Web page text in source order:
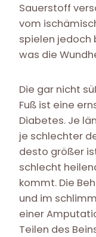
Sauerstoff
vom
spielen jedoch
was die
Die gar nicht
Fuß ist eine
Diabetes. Je
je schlechter
desto größer
schlecht
kommt. Die
und im
einer
Teilen des